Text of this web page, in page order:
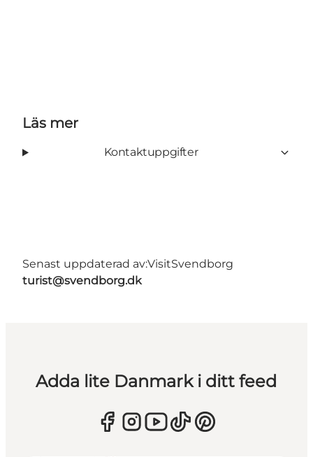
Läs mer
Kontaktuppgifter
Senast uppdaterad av:VisitSvendborg
turist@svendborg.dk
Adda lite Danmark i ditt feed